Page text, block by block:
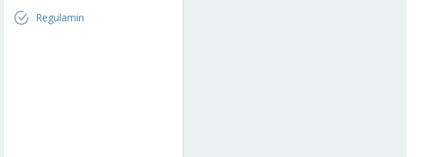
Regulamin